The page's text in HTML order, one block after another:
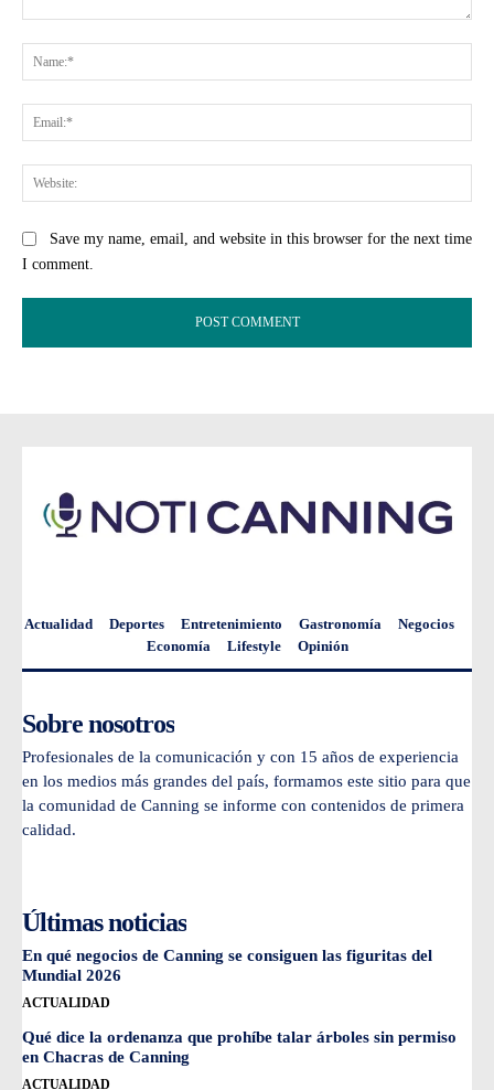
Save my name, email, and website in this browser for the next time
I comment.
Actualidad Deportes Entretenimiento Gastronomía
Negocios
Economía
Lifestyle Opinión
Sobre nosotros
Profesionales de la comunicación y con 15 años de experiencia
en los medios más grandes del país, formamos este sitio para que
la comunidad de Canning se informe con contenidos de primera
calidad.
Últimas noticias
En qué negocios de Canning se consiguen las figuritas del
Mundial 2026
ACTUALIDAD
Qué dice la ordenanza que prohíbe talar árboles sin permiso
en Chacras de Canning
ACTUALIDAD